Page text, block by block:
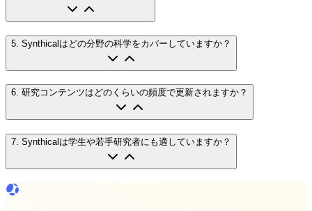
5 Synthicalはどの分野の科学をカバーしていますか？
6. 研究コンテンツはどのくらいの頻度で更新されますか？
7. Synthicalは学生や若手研究者にも適していますか？